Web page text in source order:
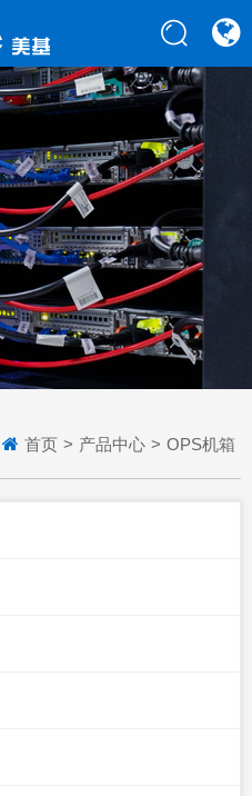
首页 > 产品中心 > OPS机箱